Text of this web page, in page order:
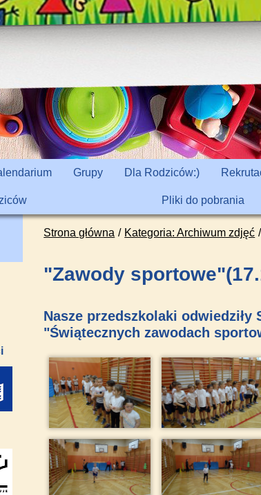
Grupy Dla Rodziców:)
Pliki do pobrania
Strona główna Kategoria: Archiwum zdjęć
"Zawody
Nasze przedszkolaki odwiedziły
"Świątecznych zawodach